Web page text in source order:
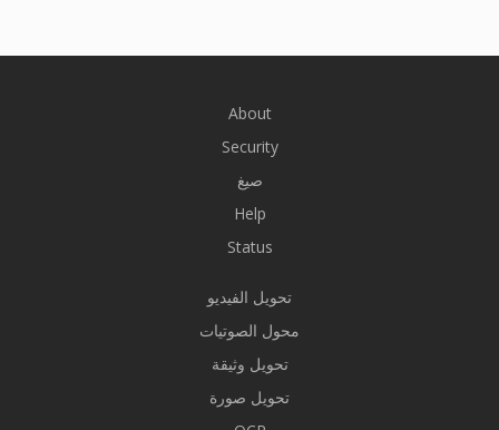
About
Security
صيغ
Help
Status
تحويل الفيديو
محول الصوتيات
تحويل وثيقة
تحويل صورة